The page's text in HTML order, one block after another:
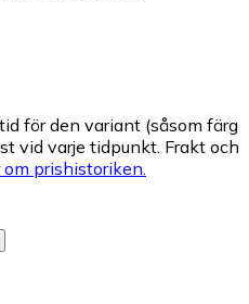
för den variant (såsom färg
vid varje tidpunkt. Frakt och
om prishistoriken.